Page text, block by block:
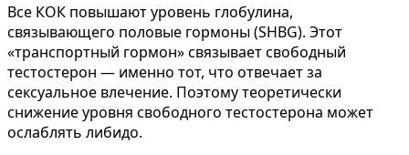
Все КОК повышают уровень глобулина,
связывающего половые гормоны (SHBG). Этот
«транспортный гормон» связывает свободный
тестостерон — именно тот, что отвечает за
сексуальное влечение. Поэтому теоретически
снижение уровня свободного тестостерона может
ослаблять либидо.